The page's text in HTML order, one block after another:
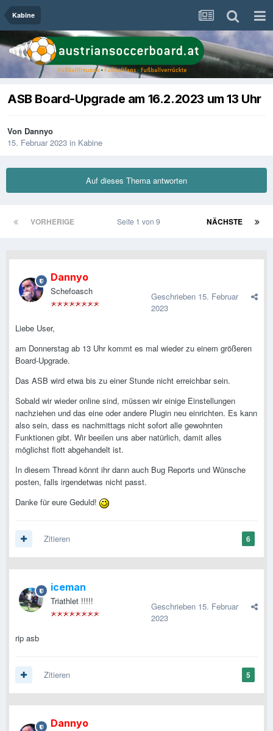
Kabine
ASB Board-Upgrade am 16.2.2023 um 13 Uhr
Von Dannyo
15. Februar 2023 in Kabine
Auf dieses Thema antworten
VORHERIGE NÄCHSTE
Seite 1 von 9
Dannyo
Schefoasch Geschrieben 15. Februar
2023
Liebe User,
am Donnerstag ab 13 Uhr kommt es mal wieder zu einem größeren
Board-Upgrade.
Das ASB wird etwa bis zu einer Stunde nicht erreichbar sein.
Sobald wir wieder online sind, müssen wir einige Einstellungen
nachziehen und das eine oder andere Plugin neu einrichten. Es kann
also sein, dass es nachmittags nicht sofort alle gewohnten
Funktionen gibt. Wir beeilen uns aber natürlich, damit alles
möglichst flott abgehandelt ist.
In diesem Thread könnt ihr dann auch Bug Reports und Wünsche
posten, falls irgendetwas nicht passt.
Danke für eure Geduld!
6
Zitieren
iceman
Triathlet !!!!! Geschrieben 15. Februar
2023
rip asb
5
Zitieren
Dannyo